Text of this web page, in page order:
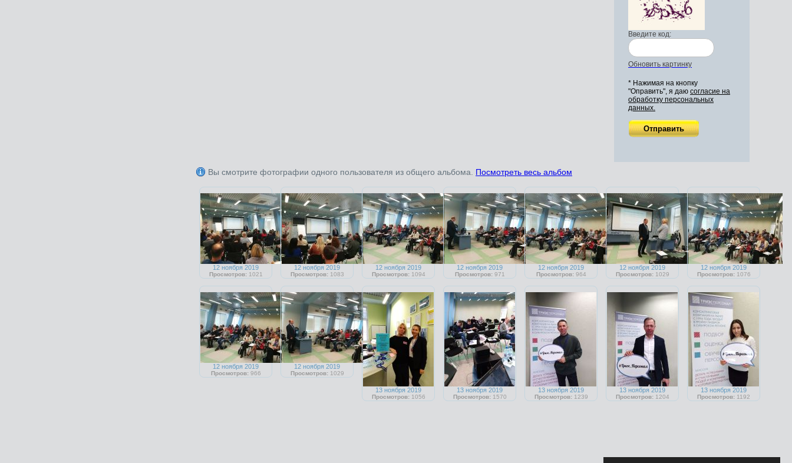
Введите код:
Обновить картинку
* Нажимая на кнопку
"Оправить", я даю согласие на
обработку персональных
данных.
Вы смотрите фотографии одного пользователя из общего альбома. Посмотреть весь альбом
12 ноября 2019
Просмотров:1021
12 ноября 2019
Просмотров:1083
12 ноября 2019
Просмотров:1094
12 ноября 2019
Просмотров:971
12 ноября 2019
Просмотров:964
12 ноября 2019
Просмотров:1029
12 ноября 2019
Просмотров:1076
12 ноября 2019
Просмотров:966
12 ноября 2019
Просмотров:1029
13 ноября 2019
Просмотров:1056
13 ноября 2019
Просмотров:1570
13 ноября 2019
Просмотров:1239
13 ноября 2019
Просмотров:1204
13 ноября 2019
Просмотров: 1192